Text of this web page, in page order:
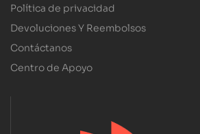
Política de privacidad
Devoluciones Y Reembolsos
Contáctanos
Centro de Apoyo